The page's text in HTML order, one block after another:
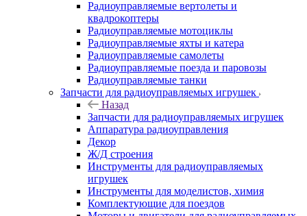
Радиоуправляемые вертолеты и
квадрокоптеры
Радиоуправляемые мотоциклы
Радиоуправляемые яхты и катера
Радиоуправляемые самолеты
Радиоуправляемые поезда и паровозы
Радиоуправляемые танки
Запчасти для радиоуправляемых игрушек
Назад
Запчасти для радиоуправляемых игрушек
Аппаратура радиоуправления
Декор
Ж/Д строения
Инструменты для радиоуправляемых
игрушек
Инструменты для моделистов, химия
Комплектующие для поездов